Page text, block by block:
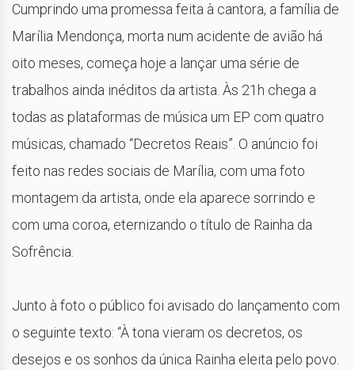
Cumprindo uma promessa feita à cantora, a família de
Marília Mendonça, morta num acidente de avião há
oito meses, começa hoje a lançar uma série de
trabalhos ainda inéditos da artista. Às 21h chega a
todas as plataformas de música um EP com quatro
músicas, chamado “Decretos Reais”. O anúncio foi
feito nas redes sociais de Marília, com uma foto
montagem da artista, onde ela aparece sorrindo e
com uma coroa, eternizando o título de Rainha da
Sofrência.
Junto à foto o público foi avisado do lançamento com
o seguinte texto: “À tona vieram os decretos, os
desejos e os sonhos da única Rainha eleita pelo povo.